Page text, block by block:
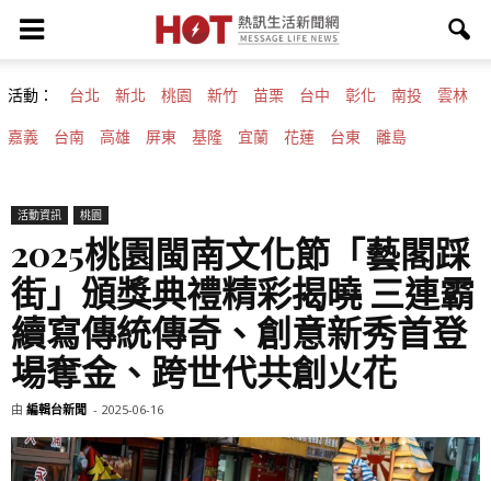
活動： 台北 新北 桃園 新竹 苗栗 台中 彰化 南投 雲林
嘉義 台南 高雄 屏東 基隆 宜蘭 花蓮 台東 離島
活動資訊 桃園
2025桃園閩南文化節「藝閣踩
街」頒獎典禮精彩揭曉 三連霸
續寫傳統傳奇、創意新秀首登
場奪金、跨世代共創火花
由 編輯台新聞 - 2025-06-16